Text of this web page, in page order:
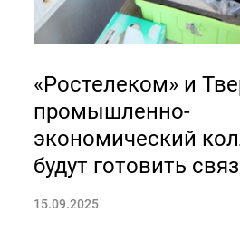
«Ростелеком» и
промышленно-
экономический
будут готовить
15.09.2025